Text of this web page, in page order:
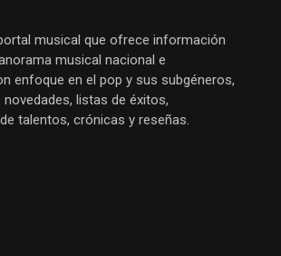
musical que ofrece información
musical nacional e
enfoque en el pop y sus subgéneros,
listas de éxitos,
talentos, crónicas y reseñas.